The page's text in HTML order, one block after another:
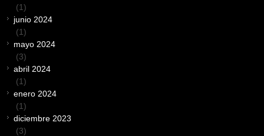
(1)
junio 2024
(1)
mayo 2024
(3)
abril 2024
(1)
enero 2024
(1)
diciembre 2023
(3)